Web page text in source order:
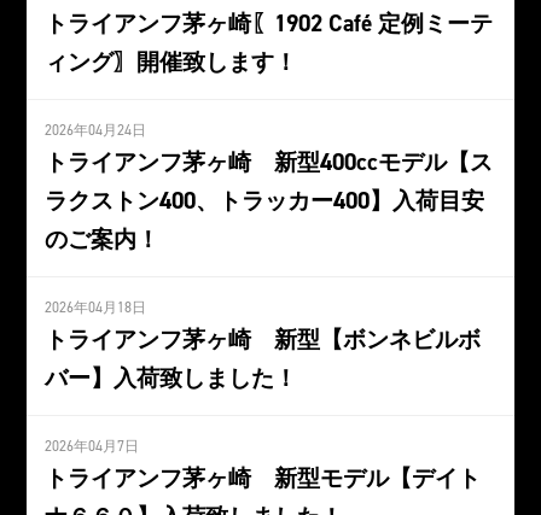
トライアンフ茅ヶ崎〖1902 Café 定例ミーテ
ィング〗開催致します！
2026年04月24日
トライアンフ茅ヶ崎 新型400ccモデル【ス
ラクストン400、トラッカー400】入荷目安
のご案内！
2026年04月18日
トライアンフ茅ヶ崎 新型【ボンネビルボ
バー】入荷致しました！
2026年04月7日
トライアンフ茅ヶ崎 新型モデル【デイト